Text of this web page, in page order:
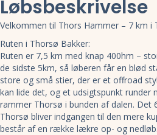
Løbsbeskrivelse
Velkommen til Thors Hammer – 7 km i
Ruten i Thorsø Bakker:
Ruten er 7,5 km med knap 400hm –
de sidste 5km, så løberen får en blød
store og små stier, der er et offroad
kan lide det, og et udsigtspunkt runder
rammer Thorsø i bunden af dalen. Det
Thorsø bliver indgangen til den mere
består af en række lækre op- og nedløb.